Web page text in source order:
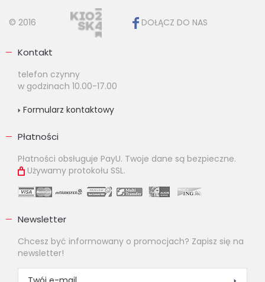
© 2016 DOŁĄCZ DO NAS
Kontakt
telefon czynny
w godzinach 10.00-17.00
Formularz kontaktowy
Płatności
Płatności obsługuje PayU. Twoje dane są bezpieczne.
Używamy protokołu SSL.
Newsletter
Chcesz być informowany o promocjach? Zapisz się na
newsletter!